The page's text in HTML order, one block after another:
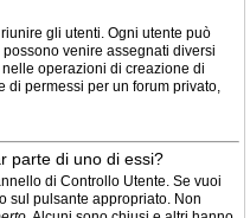
gli utenti. Ogni utente può
venire assegnati diversi
operazioni di creazione di
di permessi per un forum privato,
parte di uno di essi?
di Controllo Utente. Se vuoi
sul pulsante appropriato. Non